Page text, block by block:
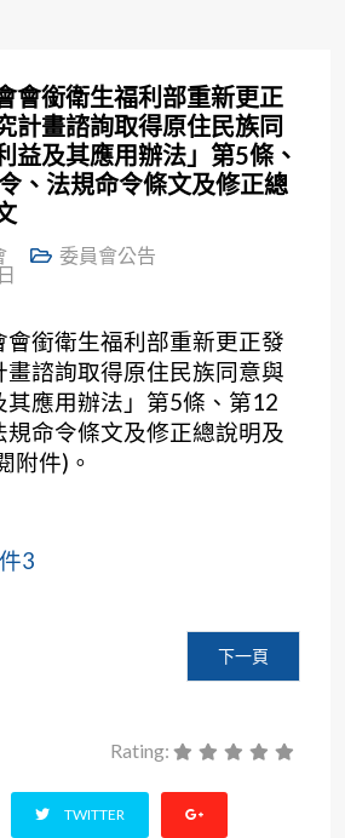
會銜衛生福利部重新更正
計畫諮詢取得原住民族同
益及其應用辦法」第5條、
、法規命令條文及修正總
委員會公告
會銜衛生福利部重新更正發
諮詢取得原住民族同意與
其應用辦法」第5條、第12
命令條文及修正總說明及
附件)。
3
本會2026年上半年會議日期：1/27、2/24
下一篇文章: 承
下一頁
Rating:
TWITTER